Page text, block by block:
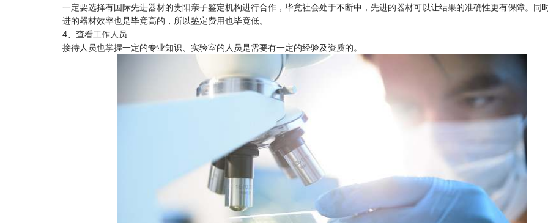
一定要选择有国际先进器材的贵阳亲子鉴定机构进行合作，毕竟社会处于不断中，先进的器材可以让结果的准确性更有保障。同
进的器材效率也是毕竟高的，所以鉴定费用也毕竟低。
4、查看工作人员
接待人员也掌握一定的专业知识、实验室的人员是需要有一定的经验及资质的。